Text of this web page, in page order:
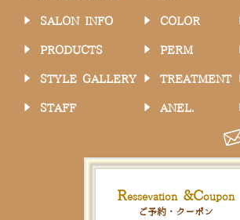
SALON INFO
PRODUCTS
STYLE GALLERY
STAFF
COLOR
PERM
TREATMENT
ANEL.
Ressevation &Coupon
ご予約・クーポン